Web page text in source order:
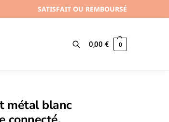
SATISFAIT OU REMBOURSÉ
0,00€ 0
métal blanc